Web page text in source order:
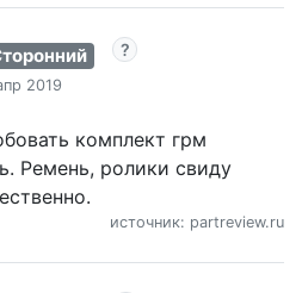
2019
комплект грм
Ремень, ролики свиду
источник: partreview.ru